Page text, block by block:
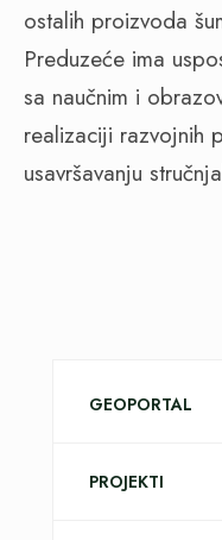
ostalih proizvoda
Preduzeće ima
sa naučnim i
realizaciji razvojnih
usavršavanju
GEOPORTAL
PROJEKTI